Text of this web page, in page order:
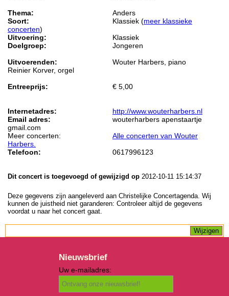
Thema:
Anders
Soort:
Klassiek (meer klassieke
concerten)
Uitvoering:
Klassiek
Doelgroep:
Jongeren
Uitvoerenden:
Wouter Harbers, piano
Reinier Korver, orgel
Entreeprijs:
€ 5,00
Internetadres:
http://www.wouterharbers.nl
Email adres:
wouterharbers apenstaartje
gmail.com
Meer concerten:
Alle concerten van Wouter
Harbers.
Telefoon:
0617996123
Dit concert is toegevoegd of gewijzigd op 2012-10-11 15:14:37
Deze gegevens zijn aangeleverd aan Christelijke Concertagenda. Wij
kunnen de juistheid niet garanderen: Controleer altijd de gegevens
voordat u naar het concert gaat.
Nieuwsbrief
Uw e-mailadres: